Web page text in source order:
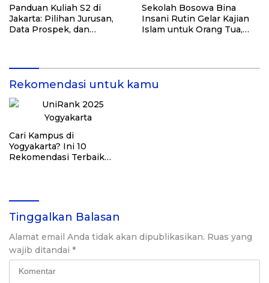
Panduan Kuliah S2 di
Jakarta: Pilihan Jurusan,
Data Prospek, dan
Sekolah Bosowa Bina
Insani Rutin Gelar Kajian
Islam untuk Orang Tua,
Rekomendasi untuk kamu
Cari Kampus di
Yogyakarta? Ini 10
Rekomendasi Terbaik
Tinggalkan Balasan
Alamat email Anda tidak akan dipublikasikan. Ruas yang
wajib ditandai *